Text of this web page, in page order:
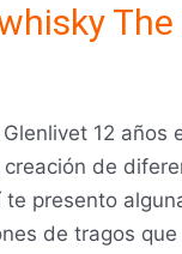
12 años
de
te presento
de tragos